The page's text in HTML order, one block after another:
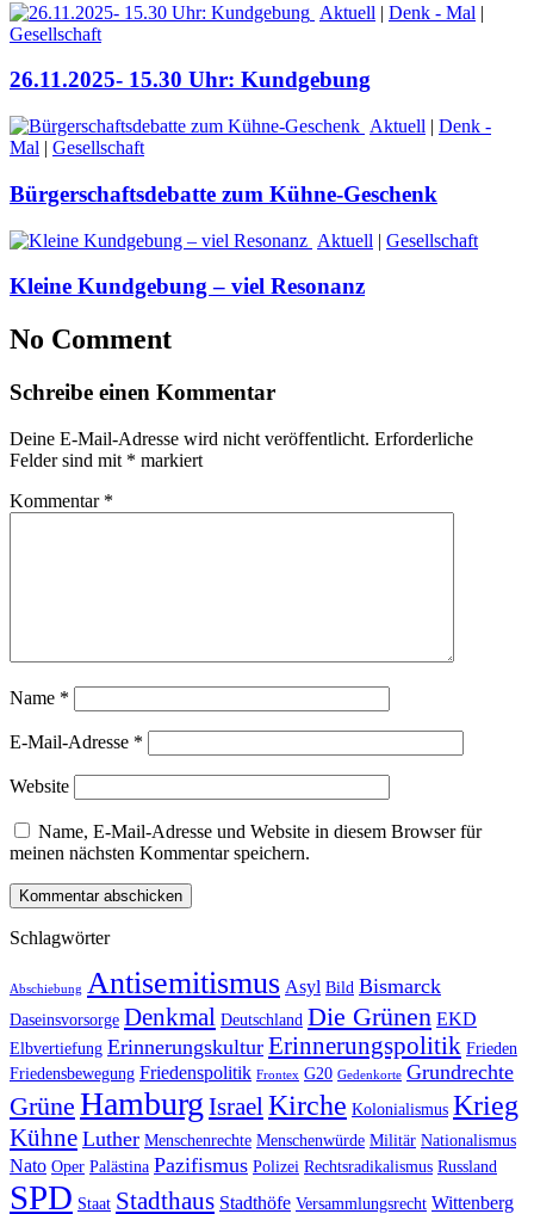
Aktuell | Denk - Mal |
Gesellschaft
26.11.2025- 15.30 Uhr: Kundgebung
Aktuell | Denk -
Mal | Gesellschaft
Bürgerschaftsdebatte zum Kühne-Geschenk
Aktuell | Gesellschaft
Kleine Kundgebung – viel Resonanz
No Comment
Schreibe einen Kommentar
Deine E-Mail-Adresse wird nicht veröffentlicht. Erforderliche
Felder sind mit * markiert
Kommentar *
Name *
E-Mail-Adresse *
Website
Name, E-Mail-Adresse und Website in diesem Browser für
meinen nächsten Kommentar speichern.
Schlagwörter
Abschiebung Antisemitismus Asyl Bild Bismarck
Daseinsvorsorge Denkmal Deutschland Die Grünen EKD
Elbvertiefung Erinnerungskultur Erinnerungspolitik Frieden
Friedensbewegung Friedenspolitik Frontex G20 Gedenkorte Grundrechte
Grüne Hamburg IsraelKirche Kolonialismus Krieg
Kühne Luther Menschenrechte Menschenwürde Militär Nationalismus
Nato Oper Palästina Pazifismus Polizei Rechtsradikalismus Russland
SPD Staat Stadthaus Stadthöfe Versammlungsrecht Wittenberg